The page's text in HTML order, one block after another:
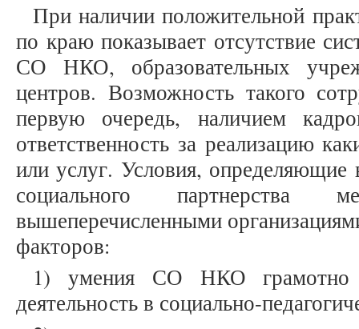
При наличии положительной
по краю показывает отсутствие
СО НКО, образовательных
центров. Возможность такого
первую очередь, наличием
ответственность за реализацию
или услуг. Условия, определяющие
социального
вышеперечисленными
факторов:
1) умения СО НКО грамотно
деятельность в социально-